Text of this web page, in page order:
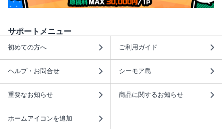
サポートメニュー
初めての方へ ご利用ガイド
ヘルプ・お問合せ シーモア島
重要なお知らせ 商品に関するお知らせ
ホームアイコンを追加